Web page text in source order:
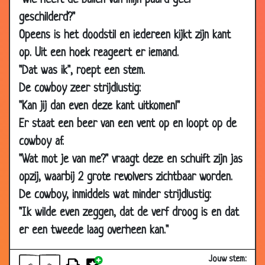
geschilderd?"
Opeens is het doodstil en iedereen kijkt zijn kant
op. Uit een hoek reageert er iemand.
"Dat was ik", roept een stem.
De cowboy zeer strijdlustig:
"Kan jij dan even deze kant uitkomen!"
Er staat een beer van een vent op en loopt op de
cowboy af.
"Wat mot je van me?" vraagt deze en schuift zijn jas
opzij, waarbij 2 grote revolvers zichtbaar worden.
De cowboy, inmiddels wat minder strijdlustig:
"Ik wilde even zeggen, dat de verf droog is en dat
er een tweede laag overheen kan."
Jouw stem:
2009
25 Nov
2009
Tot tien tellen 2.86
25 Nov
Meer wasmiddel
24 Nov
2009
Kleine Marietje
24 Nov
2009
2009
Pastoor toch! 3.70
20 Nov
2009
Pas op voor de hond
20 Nov
2009
Heel verdacht